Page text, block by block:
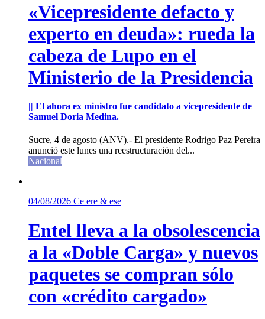
«Vicepresidente defacto y
experto en deuda»: rueda la
cabeza de Lupo en el
Ministerio de la Presidencia
|| El ahora ex ministro fue candidato a vicepresidente de
Samuel Doria Medina.
Sucre, 4 de agosto (ANV).- El presidente Rodrigo Paz Pereira
anunció este lunes una reestructuración del...
Nacional
04/08/2026 Ce ere & ese
Entel lleva a la obsolescencia
a la «Doble Carga» y nuevos
paquetes se compran sólo
con «crédito cargado»